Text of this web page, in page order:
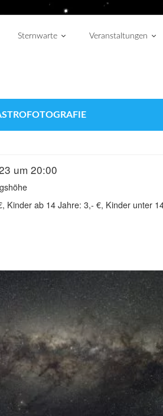
Sternwarte Veranstaltungen
um 20:00
Kinder ab 14 Jahre: 3,- €, Kinder unter